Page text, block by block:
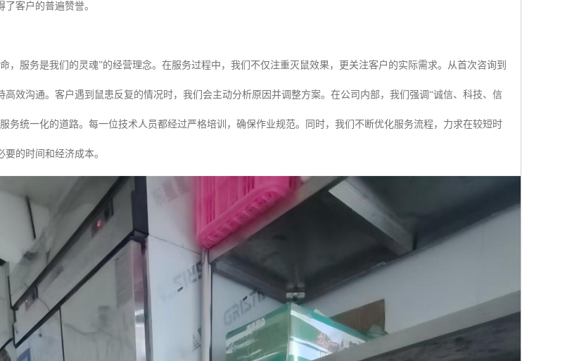
客户的普遍赞誉。
，服务是我们的灵魂”的经营理念。在服务过程中，我们不仅注重灭鼠效果，更关注客户的实际需求。从首次咨询到
高效沟通。客户遇到鼠患反复的情况时，我们会主动分析原因并调整方案。在公司内部，我们强调“诚信、科技、信
务统一化的道路。每一位技术人员都经过严格培训，确保作业规范。同时，我们不断优化服务流程，力求在较短时
的时间和经济成本。